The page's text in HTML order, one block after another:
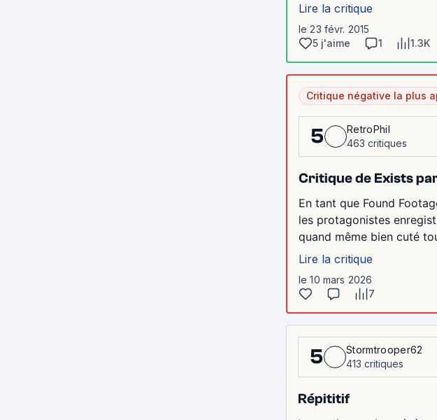
Lire la critique
le 23 févr. 2015
5 j'aime
1 1.3K
Critique négative la plus
5
RetroPhil
463 critiques
Critique de Exists
En tant que Found
les protagonistes
quand même bien cuté
Lire la critique
le 10 mars 2026
7
5
Stormtrooper62
413 critiques
Répititif